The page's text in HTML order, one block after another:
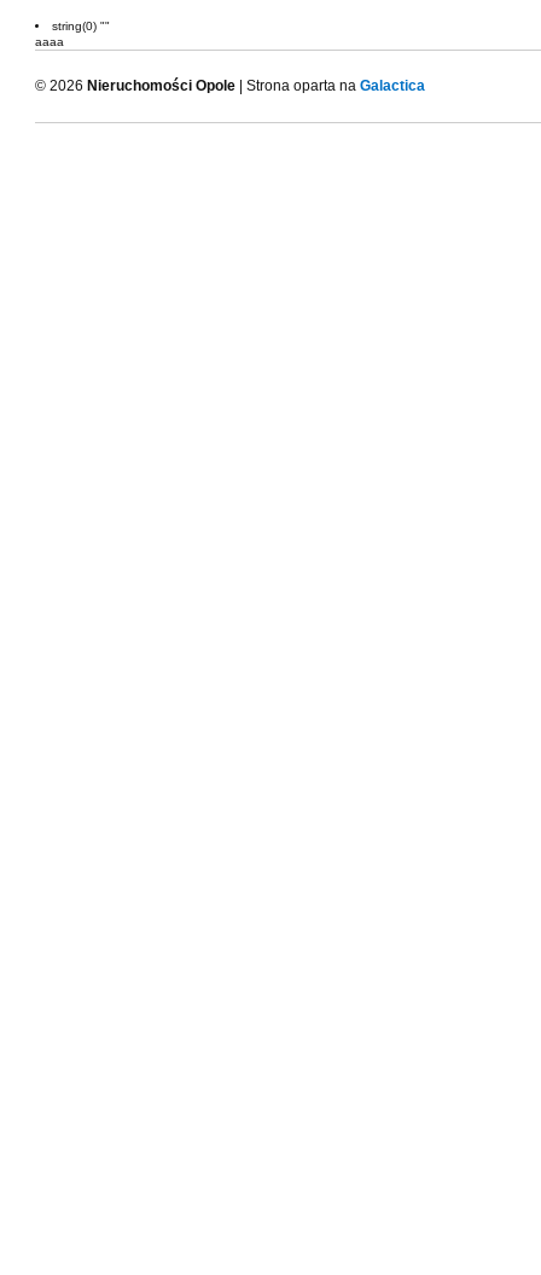
string(0) ""
aaaa
© 2026 Nieruchomości Opole | Strona oparta na Galactica